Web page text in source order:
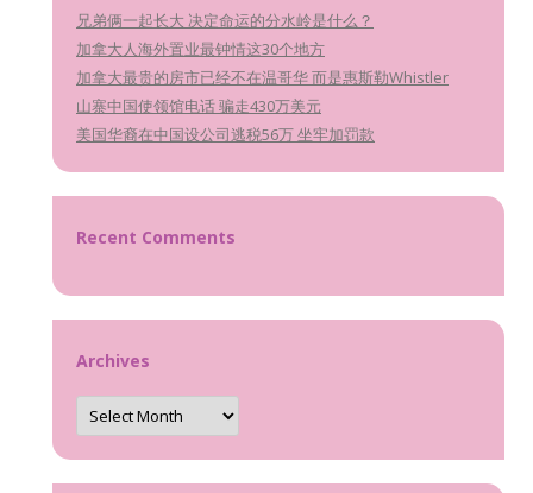
兄弟俩一起长大 决定命运的分水岭是什么？
加拿大人海外置业最钟情这30个地方
加拿大最贵的房市已经不在温哥华 而是惠斯勒Whistler
山寨中国使领馆电话 骗走430万美元
美国华裔在中国设公司逃税56万 坐牢加罚款
Recent Comments
Archives
Archives